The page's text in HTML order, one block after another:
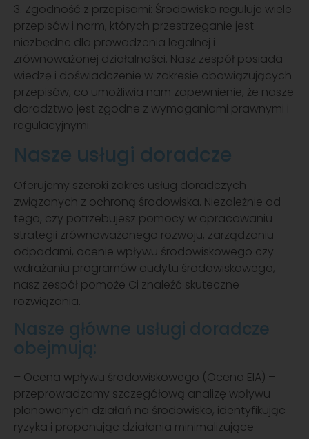
3. Zgodność z przepisami: Środowisko reguluje wiele
przepisów i norm, których przestrzeganie jest
niezbędne dla prowadzenia legalnej i
zrównoważonej działalności. Nasz zespół posiada
wiedzę i doświadczenie w zakresie obowiązujących
przepisów, co umożliwia nam zapewnienie, że nasze
doradztwo jest zgodne z wymaganiami prawnymi i
regulacyjnymi.
Nasze usługi doradcze
Oferujemy szeroki zakres usług doradczych
związanych z ochroną środowiska. Niezależnie od
tego, czy potrzebujesz pomocy w opracowaniu
strategii zrównoważonego rozwoju, zarządzaniu
odpadami, ocenie wpływu środowiskowego czy
wdrażaniu programów audytu środowiskowego,
nasz zespół pomoże Ci znaleźć skuteczne
rozwiązania.
Nasze główne usługi doradcze
obejmują:
– Ocena wpływu środowiskowego (Ocena EIA) –
przeprowadzamy szczegółową analizę wpływu
planowanych działań na środowisko, identyfikując
ryzyka i proponując działania minimalizujące